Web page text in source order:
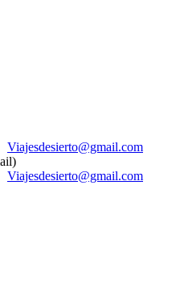
Viajesdesierto@gmail.com
Viajesdesierto@gmail.com